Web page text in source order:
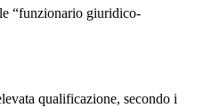
“funzionario giuridico-
qualificazione, secondo i